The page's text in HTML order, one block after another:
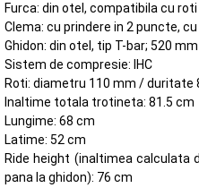
Furca: din otel, compatibila cu
Clema: cu prindere in 2 puncte,
Ghidon: din otel, tip T-bar; 520
Sistem de compresie: IHC
Roti: diametru 110 mm / duritate
Inaltime totala trotineta: 81.5 cm
Lungime: 68 cm
Latime: 52 cm
Ride height (inaltimea calculata
pana la ghidon): 76 cm